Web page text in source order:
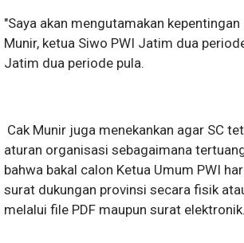
"Saya akan mengutamakan
Munir, ketua Siwo PWI Jatim dua
Jatim dua periode pula.
Cak Munir juga menekankan agar SC
aturan organisasi sebagaimana
bahwa bakal calon Ketua Umum PWI
surat dukungan provinsi secara fisik
melalui file PDF maupun surat elektronik.